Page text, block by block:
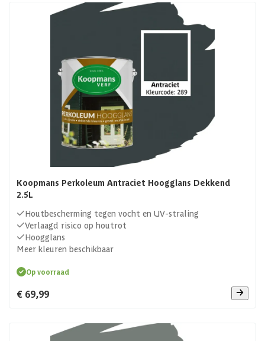
Koopmans Perkoleum Antraciet Hoogglans Dekkend
2.5L
Houtbescherming tegen vocht en UV-straling
Verlaagd risico op houtrot
Hoogglans
Meer kleuren beschikbaar
Op voorraad
€ 69,99